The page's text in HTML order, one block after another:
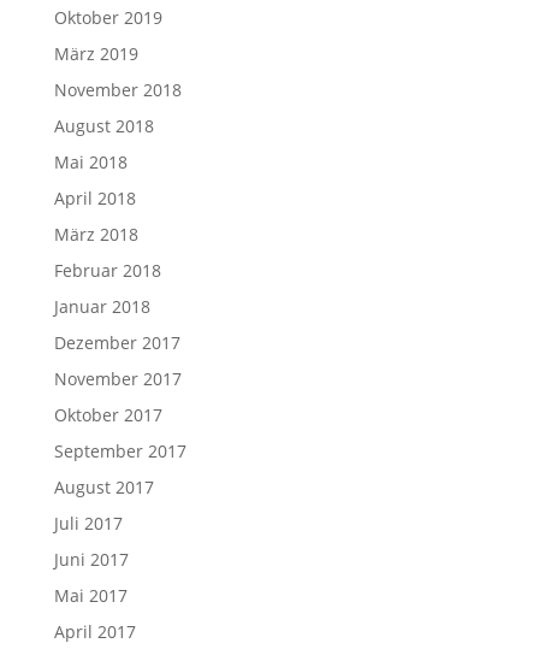
Oktober 2019
März 2019
November 2018
August 2018
Mai 2018
April 2018
März 2018
Februar 2018
Januar 2018
Dezember 2017
November 2017
Oktober 2017
September 2017
August 2017
Juli 2017
Juni 2017
Mai 2017
April 2017